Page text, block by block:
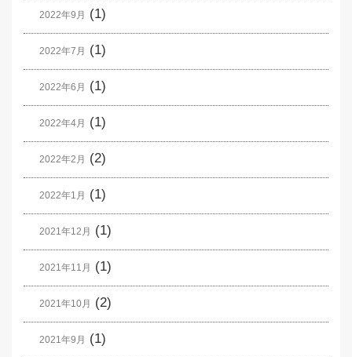
2022年9月 (1)
2022年7月 (1)
2022年6月 (1)
2022年4月 (1)
2022年2月 (2)
2022年1月 (1)
2021年12月 (1)
2021年11月 (1)
2021年10月 (2)
2021年9月 (1)